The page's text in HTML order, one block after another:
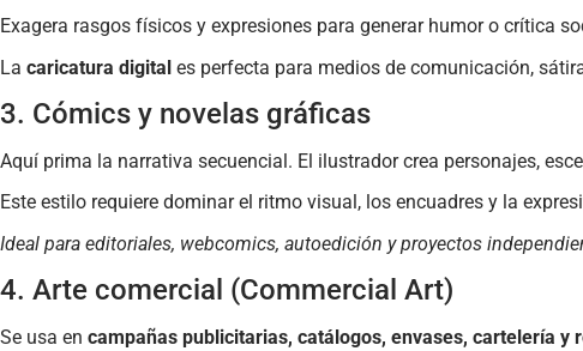
Exagera rasgos físicos y expresiones para generar humor o crítica
La caricatura digital es perfecta para medios de comunicación,
3. Cómics y novelas gráficas
Aquí prima la narrativa secuencial. El ilustrador crea personajes,
Este estilo requiere dominar el ritmo visual, los encuadres y la
Ideal para editoriales, webcomics, autoedición y proyectos
4. Arte comercial (Commercial Art)
Se usa en campañas publicitarias, catálogos, envases, cartelería y